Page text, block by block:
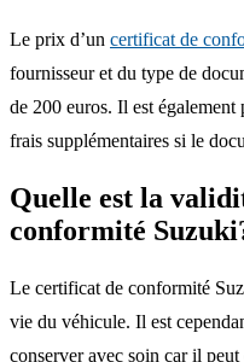
Le prix d’un certificat de
fournisseur et du type de
de 200 euros. Il est
frais supplémentaires si le
Quelle est la
conformité
Le certificat de conformité
vie du véhicule. Il est
conserver avec soin car il peut